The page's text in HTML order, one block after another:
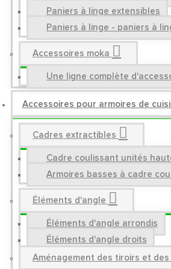
Paniers à linge extensibles
Paniers à linge - paniers à
Accessoires moka
Une ligne complète
Accessoires pour armoires de
Cadres extractibles
Cadre coulissant unités
Armoires basses à cadre
Éléments d'angle
Éléments d'angle arrondis
Éléments d'angle droits
Aménagement des tiroirs et